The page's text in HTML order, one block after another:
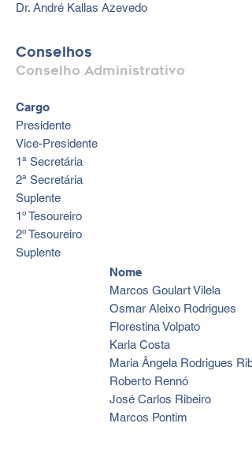
Dr. André Kallas Azevedo
Conselhos
Conselho Administrativo
Cargo
Presidente
Vice-Presidente
1ª Secretária
2ª Secretária
Suplente
1º Tesoureiro
2º Tesoureiro
Suplente
Nome
Marcos Goulart Vilela
Osmar Aleixo Rodrigues
Florestina Volpato
Karla Costa
Maria Ângela Rodrigues
Roberto Rennó
José Carlos Ribeiro
Marcos Pontim